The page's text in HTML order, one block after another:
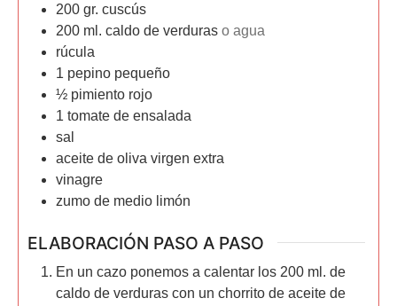
200 gr. cuscús
200 ml. caldo de verduras o agua
rúcula
1 pepino pequeño
½ pimiento rojo
1 tomate de ensalada
sal
aceite de oliva virgen extra
vinagre
zumo de medio limón
ELABORACIÓN PASO A PASO
En un cazo ponemos a calentar los 200 ml. de
caldo de verduras con un chorrito de aceite de